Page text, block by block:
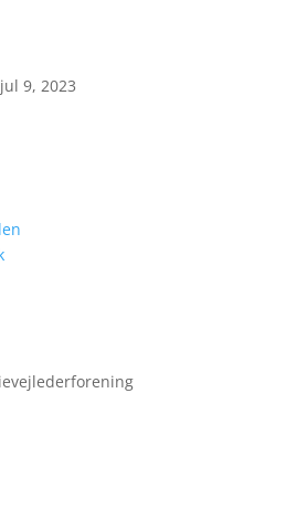
jul 9, 2023